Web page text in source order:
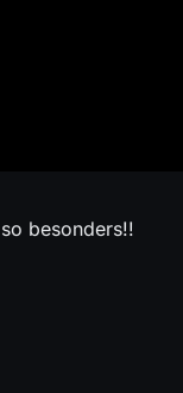
besonders!!